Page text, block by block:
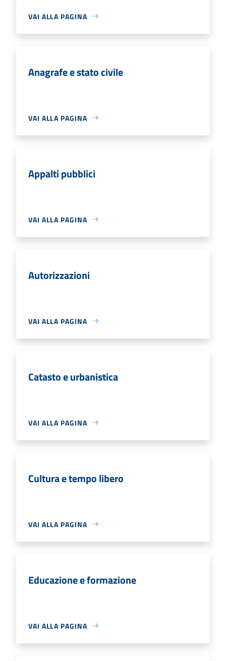
VAI ALLA PAGINA
Anagrafe e stato civile
VAI ALLA PAGINA
Appalti pubblici
VAI ALLA PAGINA
Autorizzazioni
VAI ALLA PAGINA
Catasto e urbanistica
VAI ALLA PAGINA
Cultura e tempo libero
VAI ALLA PAGINA
Educazione e formazione
VAI ALLA PAGINA